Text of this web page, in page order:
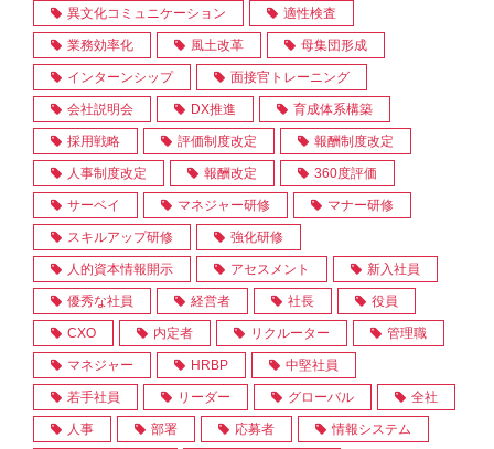
異文化コミュニケーション 適性検査
業務効率化 風土改革 母集団形成
インターンシップ 面接官トレーニング
会社説明会 DX推進 育成体系構築
採用戦略 評価制度改定 報酬制度改定
人事制度改定 報酬改定 360度評価
サーベイ マネジャー研修 マナー研修
スキルアップ研修 強化研修
人的資本情報開示 アセスメント 新入社員
優秀な社員 経営者 社長 役員
CXO 内定者 リクルーター 管理職
マネジャー HRBP 中堅社員
若手社員 リーダー グローバル 全社
人事 部署 応募者 情報システム